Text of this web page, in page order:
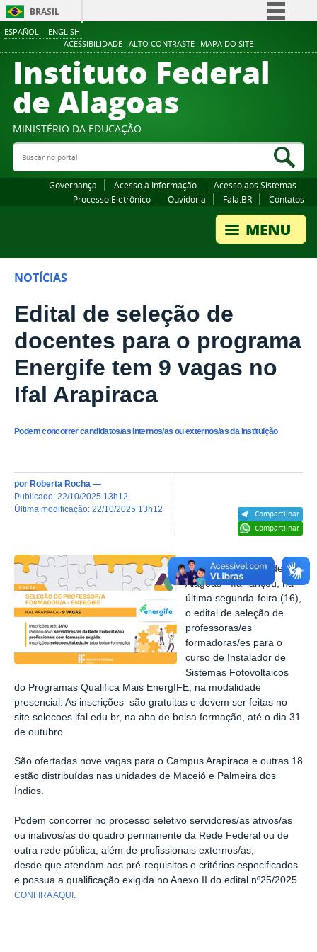
ESPAÑOL ENGLISH
ACESSIBILIDADE ALTO CONTRASTE MAPA DO SITE
BRASIL
Comunica BR
Participe
Canais
Instituto Federal
de Alagoas
MINISTÉRIO DA EDUCAÇÃO
Buscar no portal
Governança Acesso à Informação
Acesso aos Sistemas
Processo Eletrônico
Ouvidoria Fala.BR Contatos
NOTÍCIAS
Edital de seleção de
docentes para o programa
Energife tem 9 vagas no
Ifal Arapiraca
Podem concorrer candidatos/as internos/as ou externos/as da instituição
Compartilhar
Compartilhar
por Roberta Rocha —
publicado: 22/10/2025 13h12
última modificação: 22/10/2025 13h12
O Instituto Federal de
Alagoas - Ifal lançou, na
última segunda-feira (16),
o edital de seleção de
professoras/es
formadoras/es para o
curso de Instalador de
Sistemas Fotovoltaicos
do Programas Qualifica Mais EnergIFE, na modalidade
presencial. As inscrições são gratuitas e devem ser feitas no
site selecoes.ifal.edu.br, na aba de bolsa formação, até o dia 31
de outubro.
São ofertadas nove vagas para o Campus Arapiraca e outras 18
estão distribuídas nas unidades de Maceió e Palmeira dos
Índios.
Podem concorrer no processo seletivo servidores/as ativos/as
ou inativos/as do quadro permanente da Rede Federal ou de
outra rede pública, além de profissionais externos/as,
desde que atendam aos pré-requisitos e critérios especificados
e possua a qualificação exigida no Anexo II do edital nº25/2025.
CONFIRA AQUI.